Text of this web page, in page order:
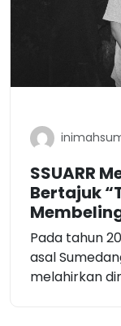
SSUARR
Bertajuk
Pada tahun
asal
melahirkan